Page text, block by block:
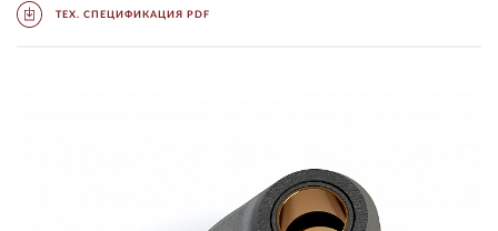
ТЕХ. СПЕЦИФИКАЦИЯ PDF